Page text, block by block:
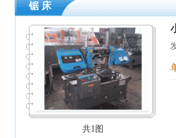
锯 床
共1图